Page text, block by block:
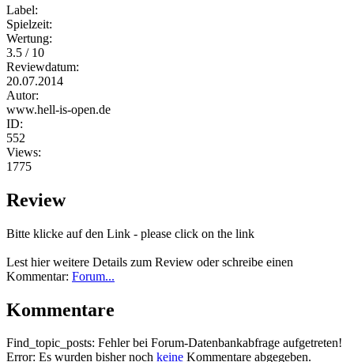
Label:
Spielzeit:
Wertung:
3.5 / 10
Reviewdatum:
20.07.2014
Autor:
www.hell-is-open.de
ID:
552
Views:
1775
Review
Bitte klicke auf den Link - please click on the link
Lest hier weitere Details zum Review oder schreibe einen
Kommentar: Forum...
Kommentare
Find_topic_posts: Fehler bei Forum-Datenbankabfrage aufgetreten!
Error: Es wurden bisher noch keine Kommentare abgegeben.